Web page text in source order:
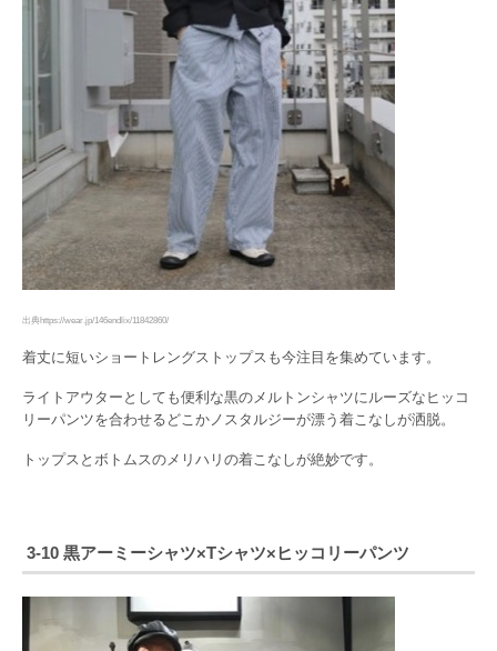
出典https://wear.jp/146endlix/11842860/
着丈に短いショートレングストップスも今注目を集めています。
ライトアウターとしても便利な黒のメルトンシャツにルーズなヒッコ
リーパンツを合わせるどこかノスタルジーが漂う着こなしが洒脱。
トップスとボトムスのメリハリの着こなしが絶妙です。
3-10 黒アーミーシャツ×Tシャツ×ヒッコリーパンツ